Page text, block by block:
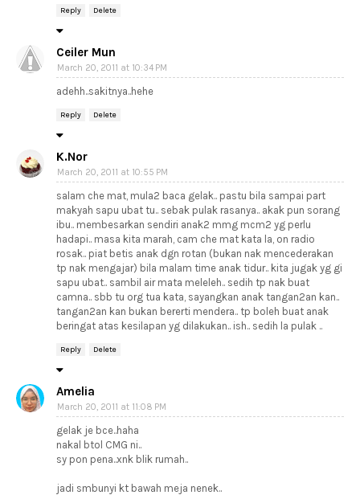
Reply Delete
Ceiler Mun
March 20, 2011 at 10:34 PM
adehh..sakitnya..hehe
Reply Delete
K.Nor
March 20, 2011 at 10:55 PM
salam che mat, mula2 baca gelak.. pastu bila sampai part
makyah sapu ubat tu.. sebak pulak rasanya.. akak pun sorang
ibu.. membesarkan sendiri anak2 mmg mcm2 yg perlu
hadapi.. masa kita marah, cam che mat kata la, on radio
rosak.. piat betis anak dgn rotan (bukan nak mencederakan
tp nak mengajar) bila malam time anak tidur.. kita jugak yg gi
sapu ubat.. sambil air mata meleleh.. sedih tp nak buat
camna.. sbb tu org tua kata, sayangkan anak tangan2an kan..
tangan2an kan bukan bererti mendera.. tp boleh buat anak
beringat atas kesilapan yg dilakukan.. ish.. sedih la pulak ..
Reply Delete
Amelia
March 20, 2011 at 11:08 PM
gelak je bce..haha
nakal btol CMG ni..
sy pon pena..xnk blik rumah..
jadi smbunyi kt bawah meja nenek..